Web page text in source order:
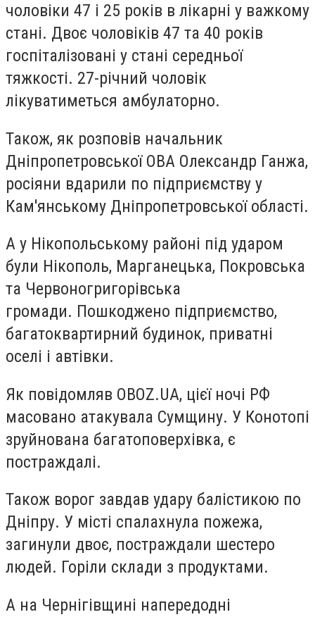
чоловіки 47 і 25 років в лікарні у важкому
стані. Двоє чоловіків 47 та 40 років
госпіталізовані у стані середньої
тяжкості. 27-річний чоловік
лікуватиметься амбулаторно.
Також, як розповів начальник
Дніпропетровської ОВА Олександр Ганжа,
росіяни вдарили по підприємству у
Кам'янському Дніпропетровської області.
А у Нікопольському районі під ударом
були Нікополь, Марганецька, Покровська
та Червоногригорівська
громади. Пошкоджено підприємство,
багатоквартирний будинок, приватні
оселі і автівки.
Як повідомляв OBOZ.UA, цієї ночі РФ
масовано атакувала Сумщину. У Конотопі
зруйнована багатоповерхівка, є
постраждалі.
Також ворог завдав удару балістикою по
Дніпру. У місті спалахнула пожежа,
загинули двоє, постраждали шестеро
людей. Горіли склади з продуктами.
А на Чернігівщині напередодні